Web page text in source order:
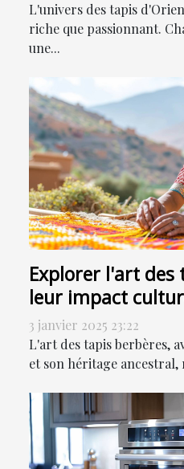
L'univers des tapis
riche que passionnant.
une...
Explorer l'art des
leur impact
3 janvier 2025 23:22
L'art des tapis berbères,
et son héritage ancestral,